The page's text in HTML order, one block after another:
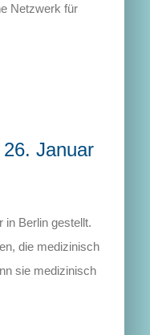
Netzwerk für
Januar
in Berlin gestellt.
die medizinisch
sie medizinisch